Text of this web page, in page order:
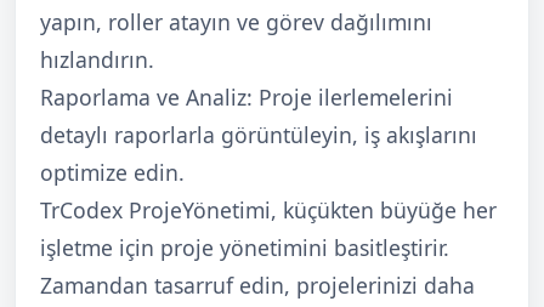
yapın, roller atayın ve görev dağılımını
hızlandırın.
Raporlama ve Analiz: Proje ilerlemelerini
detaylı raporlarla görüntüleyin, iş akışlarını
optimize edin.
TrCodex ProjeYönetimi, küçükten büyüğe her
işletme için proje yönetimini basitleştirir.
Zamandan tasarruf edin, projelerinizi daha